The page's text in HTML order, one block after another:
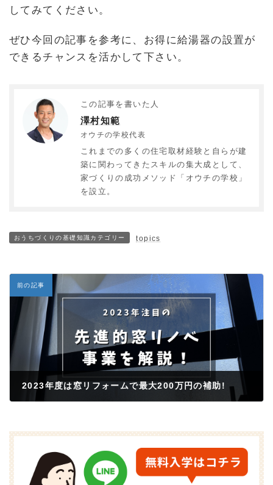
してみてください。
ぜひ今回の記事を参考に、お得に給湯器の設置が
できるチャンスを活かして下さい。
この記事を書いた人
澤村知範
オウチの学校代表
これまでの多くの住宅取材経験と自らが建
築に関わってきたスキルの集大成として、
家づくりの成功メソッド「オウチの学校」
を設立。
おうちづくりの基礎知識カテゴリー topics
前の記事
2023年度は窓リフォームで最大200万円の補助!